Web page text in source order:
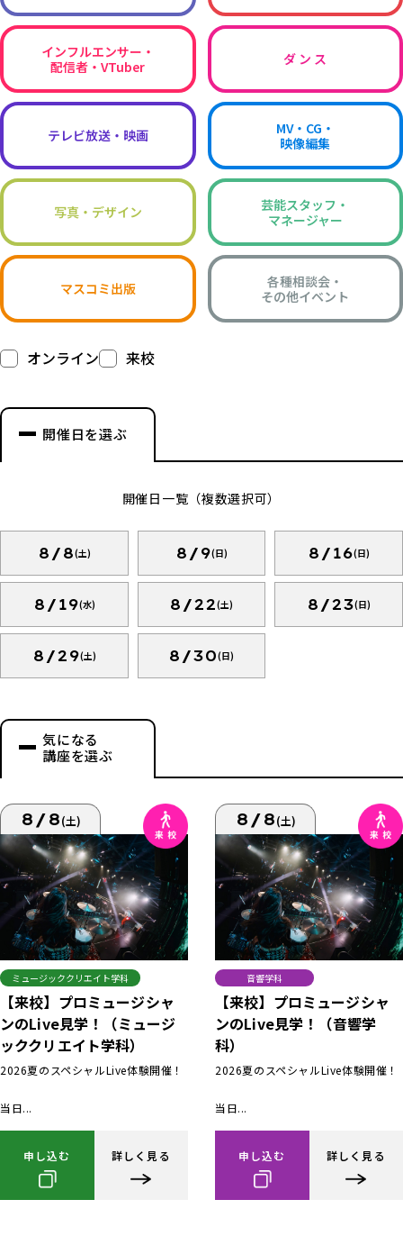
インフルエンサー・
配信者・VTuber
ダ ン ス
テレビ放送・映画
MV・CG・
映像編集
写真・デザイン
芸能スタッフ・
マネージャー
マスコミ出版
各種相談会・
その他イベント
オンライン 来校
開催日を選ぶ
開催日一覧（複数選択可）
8/8(土) 8/9(日) 8/16(日)
8/19(水) 8/22(土) 8/23(日)
8/29(土) 8/30(日)
気になる
講座を選ぶ
8/8(土)
ミュージッククリエイト学科
【来校】プロミュージシャ
ンのLive見学！（ミュージ
ッククリエイト学科）
2026夏のスペシャルLive体験開催！
当日...
申し込む 詳しく見る
8/8(土)
音響学科
【来校】プロミュージシャ
ンのLive見学！（音響学
科）
2026夏のスペシャルLive体験開催！
当日...
申し込む 詳しく見る